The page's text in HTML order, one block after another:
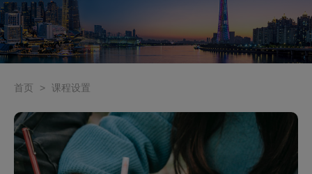
首页 > 课程设置